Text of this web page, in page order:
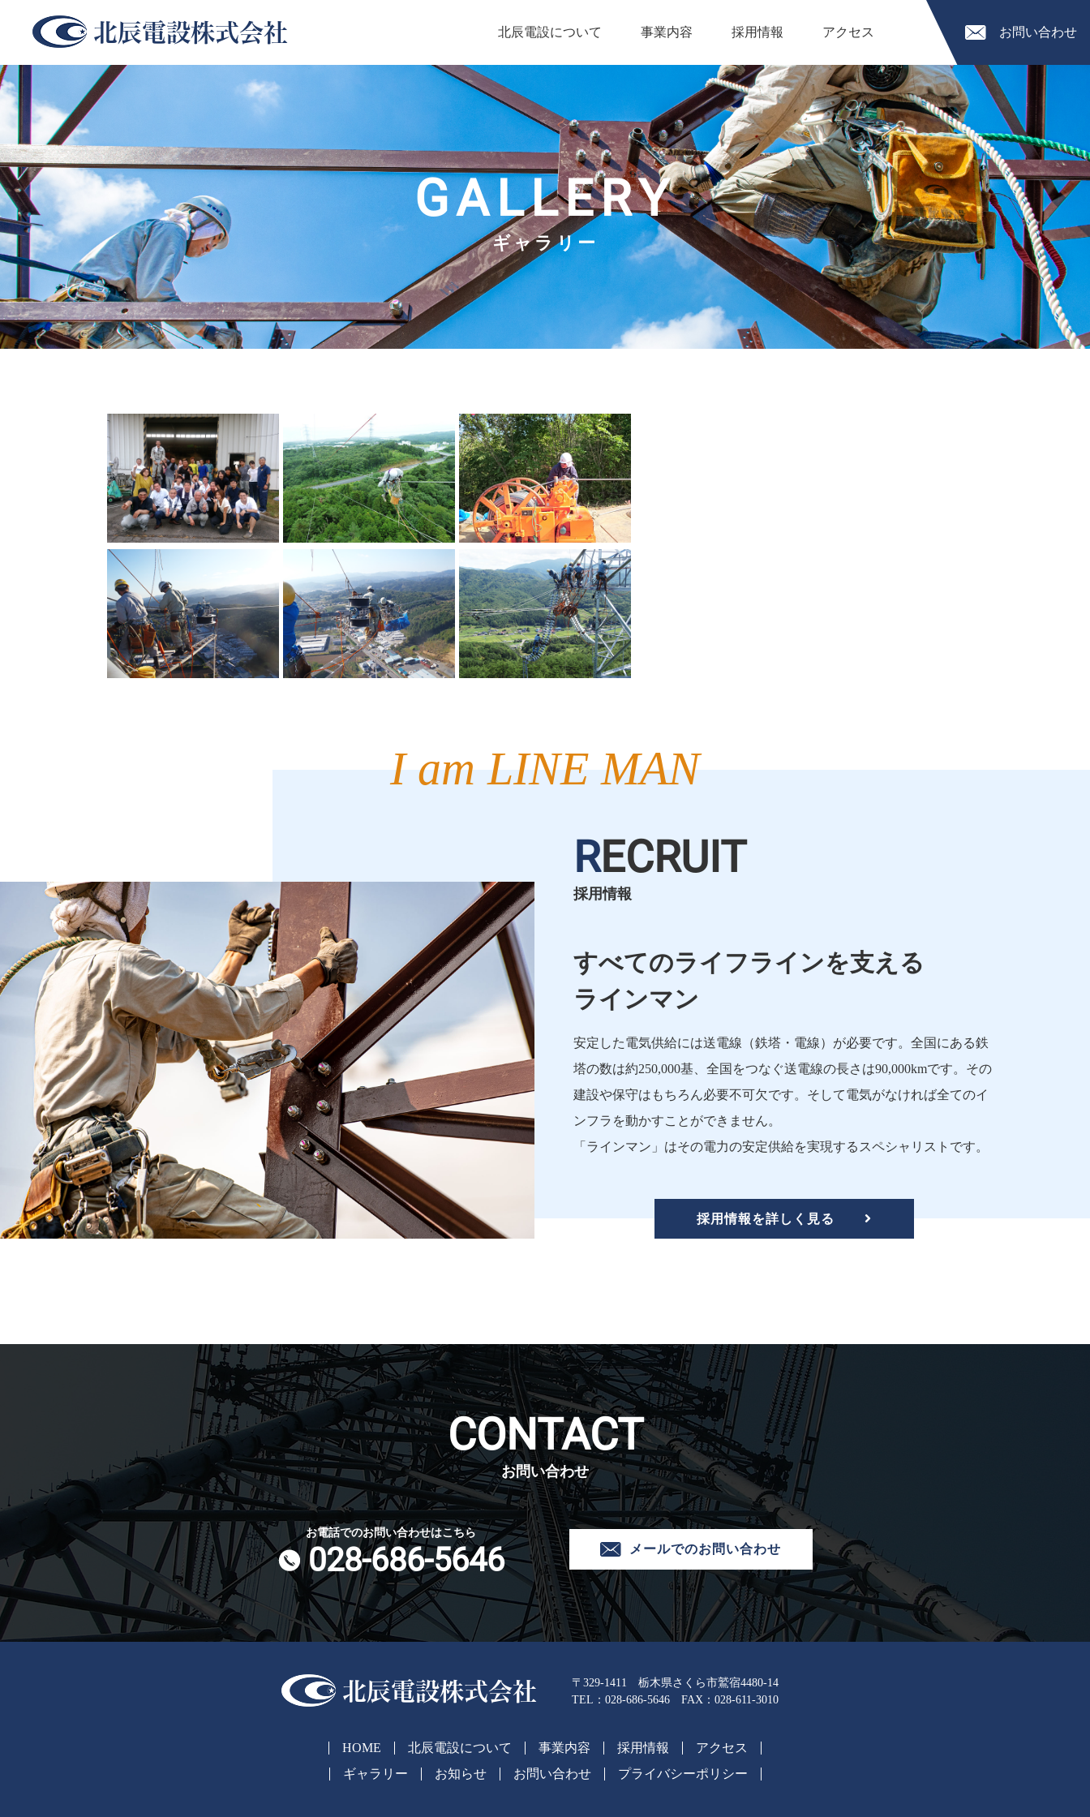
北辰電設株式会社 北辰電設について 事業内容 採用情報 アクセス お問い合わせ
GALLERY
ギャラリー
I am LINE MAN
RECRUIT
採用情報
すべてのライフラインを支える
ラインマン
安定した電気供給には送電線（鉄塔・電線）が必要です。全国にある鉄
塔の数は約250,000基、全国をつなぐ送電線の長さは90,000kmです。その
建設や保守はもちろん必要不可欠です。そして電気がなければ全てのイ
ンフラを動かすことができません。
「ラインマン」はその電力の安定供給を実現するスペシャリストです。
採用情報を詳しく見る
CONTACT
お問い合わせ
お電話でのお問い合わせはこちら
028-686-5646 メールでのお問い合わせ
北辰電設株式会社
〒329-1411 栃木県さくら市鷲宿4480-14
TEL： 028-686-5646FAX：028-611-3010
HOME 北辰電設について 事業内容 採用情報
アクセス
ギャラリー
お知らせ お問い合わせ プライバシーポリシー